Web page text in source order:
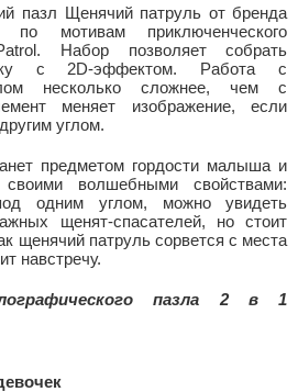
пазл Щенячий патруль от бренда
мотивам приключенческого
Набор позволяет собрать
с 2D-эффектом. Работа с
несколько сложнее, чем с
меняет изображение, если
углом.
предметом гордости малыша и
волшебными свойствами:
одним углом, можно увидеть
щенят-спасателей, но стоит
щенячий патруль сорвется с места
навстречу.
пазла 2 в 1